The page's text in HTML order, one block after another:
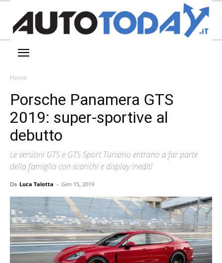
Home
Porsche Panamera GTS
2019: super-sportive al
debutto
Le versioni GTS e GTS Sport Turismo entrano a far parte
della famiglia con scarichi e display inediti
Da Luca Talotta - Gen 15, 2019